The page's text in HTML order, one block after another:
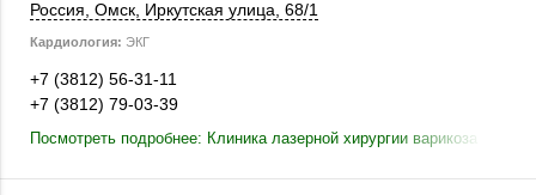
Россия Омск Иркутская улица 68/1
Кардиология: ЭКГ
+7 (3812) 56-31-11
+7 (3812) 79-03-39
Посмотреть подробнее: Клиника лазерной хирургии варикоза нет